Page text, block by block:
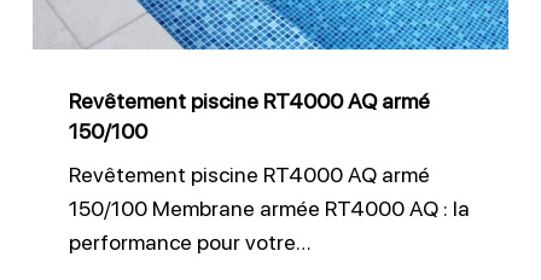
Revêtement piscine RT4000 AQ armé
150/100
Revêtement piscine RT4000 AQ armé
150/100 Membrane armée RT4000 AQ : la
performance pour votre…